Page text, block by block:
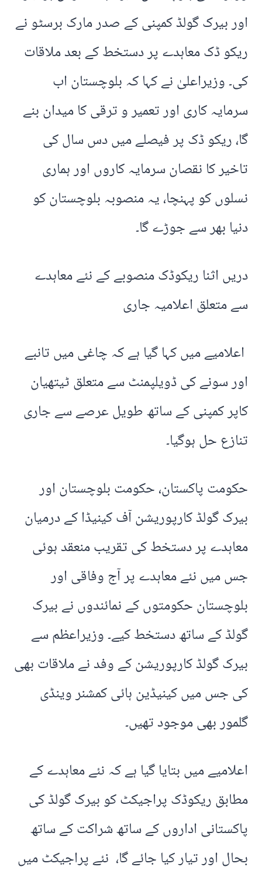
اور بیرک گولڈ کمپنی کے صدر مارک برسٹو نے
ریکو ڈک معاہدے پر دستخط کے بعد ملاقات
کی۔ وزیراعلیٰ نے کہا کہ بلوچستان اب
سرمایہ کاری اور تعمیر و ترقی کا میدان بنے
گا، ریکو ڈک پر فیصلے میں دس سال کی
تاخیر کا نقصان سرمایہ کاروں اور ہماری
نسلوں کو پہنچا، یہ منصوبہ بلوچستان کو
دنیا بھر سے جوڑے گا۔
دریں اثنا ریکوڈک منصوبے کے نئے معاہدے
سے متعلق اعلامیہ جاری
اعلامیے میں کہا گیا ہے کہ چاغی میں تانبے
اور سونے کی ڈویلپمنٹ سے متعلق ٹیتھیان
کاپر کمپنی کے ساتھ طویل عرصے سے جاری
تنازع حل ہوگیا۔
حکومت پاکستان، حکومت بلوچستان اور
بیرک گولڈ کارپوریشن آف کینیڈا کے درمیان
معاہدے پر دستخط کی تقریب منعقد ہوئی
جس میں نئے معاہدے پر آج وفاقی اور
بلوچستان حکومتوں کے نمائندوں نے بیرک
گولڈ کے ساتھ دستخط کیے۔ وزیراعظم سے
بیرک گولڈ کارپوریشن کے وفد نے ملاقات بھی
کی جس میں کینیڈین ہائی کمشنر وینڈی
گلمور بھی موجود تھیں۔
اعلامیے میں بتایا گیا ہے کہ نئے معاہدے کے
مطابق ریکوڈک پراجیکٹ کو بیرک گولڈ کی
پاکستانی اداروں کے ساتھ شراکت کے ساتھ
بحال اور تیار کیا جائے گا، نئے پراجیکٹ میں